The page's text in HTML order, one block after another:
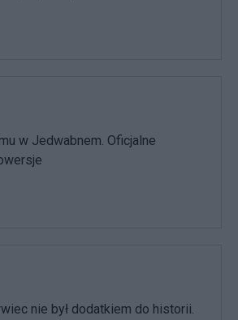
w Jedwabnem. Oficjalne
nie był dodatkiem do historii.